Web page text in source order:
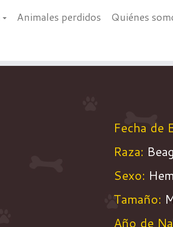
Animales perdidos Quiénes
Fecha de
Raza:
Sexo:
Tamaño:
Año de